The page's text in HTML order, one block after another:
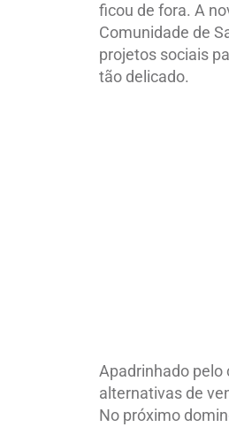
ficou de fora. A
Comunidade de
projetos sociais
tão delicado.
Apadrinhado pelo
alternativas de
No próximo